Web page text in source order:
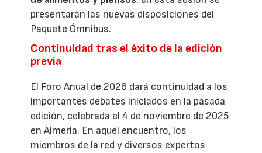
presentarán las nuevas disposiciones del
Paquete Ómnibus.
Continuidad tras el éxito de la edición
previa
El Foro Anual de 2026 dará continuidad a los
importantes debates iniciados en la pasada
edición, celebrada el 4 de noviembre de 2025
en Almería. En aquel encuentro, los
miembros de la red y diversos expertos